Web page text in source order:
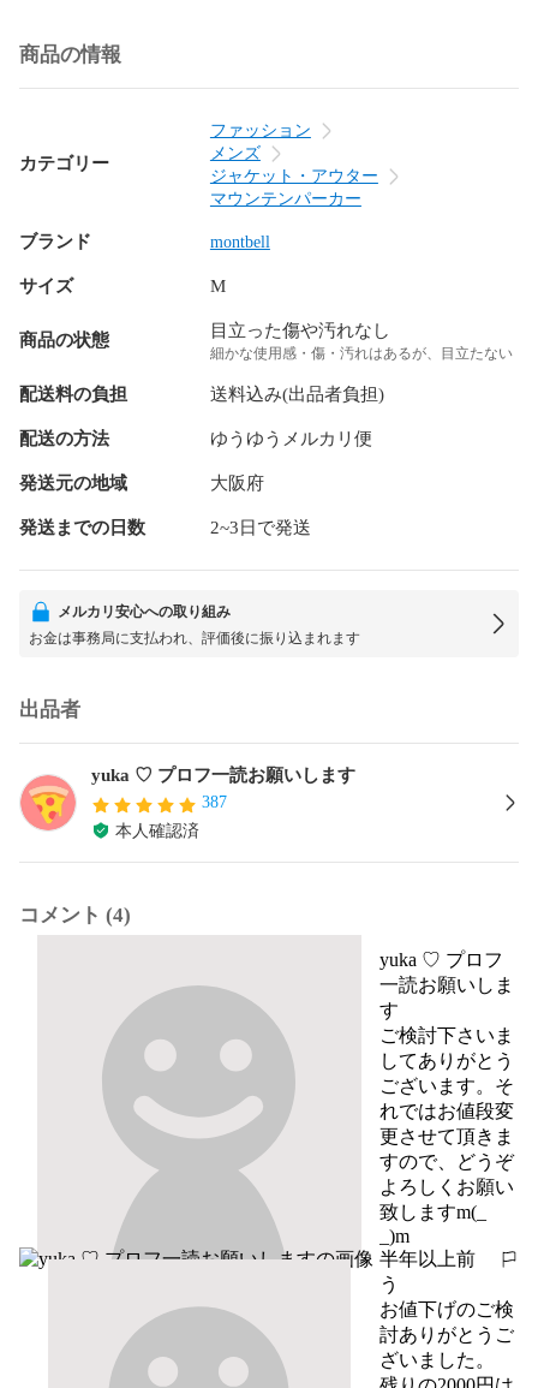
商品の情報
カテゴリー
ファッション
メンズ
ジャケット・アウター
マウンテンパーカー
ブランド montbell
サイズ M
商品の状態 目立った傷や汚れなし
細かな使用感・傷・汚れはあるが、目立たない
配送料の負担 送料込み(出品者負担)
配送の方法 ゆうゆうメルカリ便
発送元の地域 大阪府
発送までの日数 2~3日で発送
メルカリ安心への取り組み
お金は事務局に支払われ、評価後に振り込まれます
出品者
yuka ♡ プロフ一読お願いします
387
本人確認済
コメント (4)
yuka ♡ プロフ
一読お願いしま
す
ご検討下さいま
してありがとう
ございます。そ
れではお値段変
更させて頂きま
すので、どうぞ
よろしくお願い
致しますm(_
_)m
半年以上前
報告する
う
お値下げのご検
討ありがとうご
ざいました。